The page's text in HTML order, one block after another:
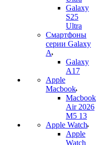
Galaxy
S25
Ultra
Смартфоны
серии Galaxy
A
Galaxy
A17
Apple
Macbook
Macbook
Air 2026
M5 13
Apple Watch
Apple
Watch